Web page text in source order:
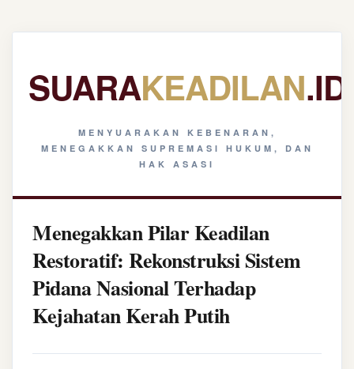
SUARAKEADILAN.ID
MENYUARAKAN KEBENARAN,
MENEGAKKAN SUPREMASI HUKUM, DAN
HAK ASASI
Menegakkan Pilar Keadilan
Restoratif: Rekonstruksi Sistem
Pidana Nasional Terhadap
Kejahatan Kerah Putih